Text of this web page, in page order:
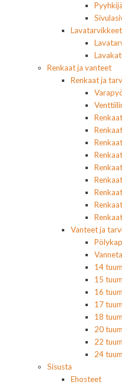
Renkaat ja vanteet
Renkaat ja
Vanteet ja
14
15
16
17
18
20
22
24
Sisusta
Ehosteet